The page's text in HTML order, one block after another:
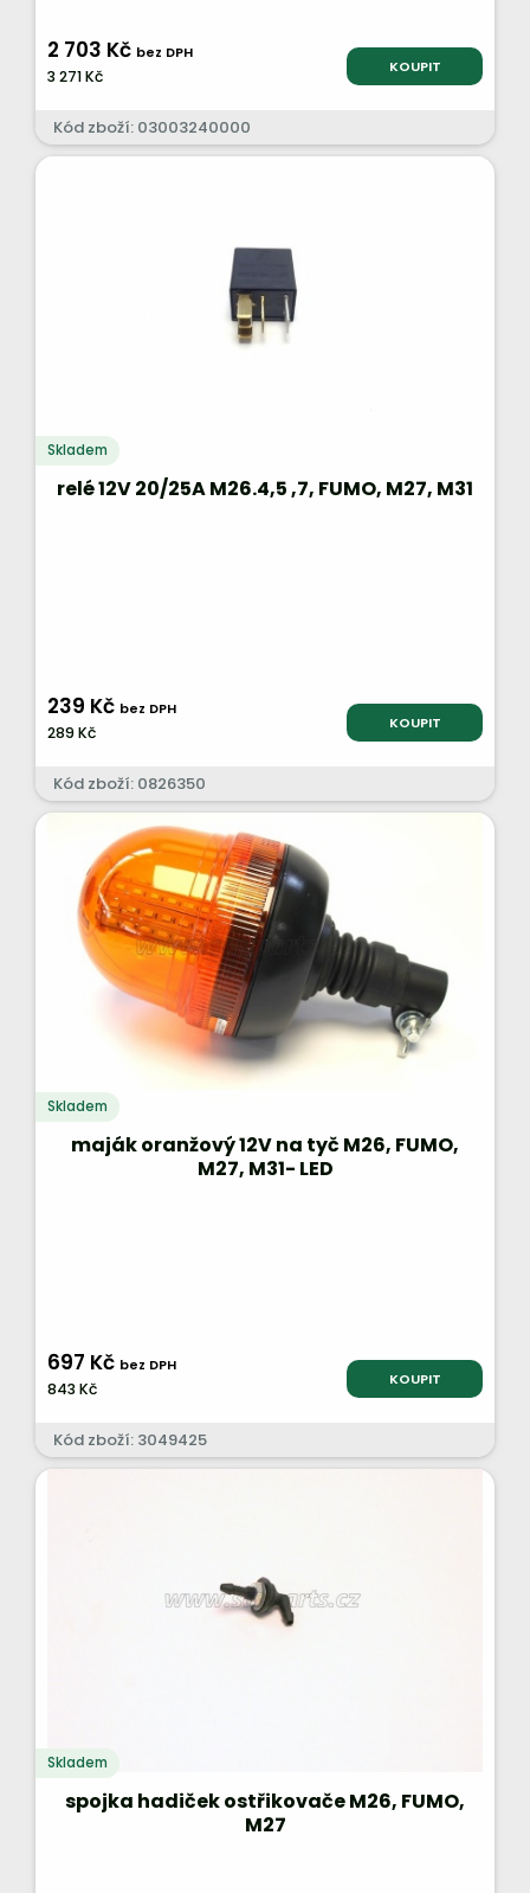
2 703 Kč bez DPH
3 271 Kč KOUPIT
Kód zboží: 03003240000
Skladem
relé 12V 20/25A M26.4,5 ,7, FUMO, M27, M31
239 Kč bez DPH
289 Kč KOUPIT
Kód zboží: 0826350
Skladem
maják oranžový 12V na tyč M26, FUMO,
M27, M31- LED
697 Kč bez DPH
843 Kč KOUPIT
Kód zboží: 3049425
Skladem
spojka hadiček ostřikovače M26, FUMO,
M27